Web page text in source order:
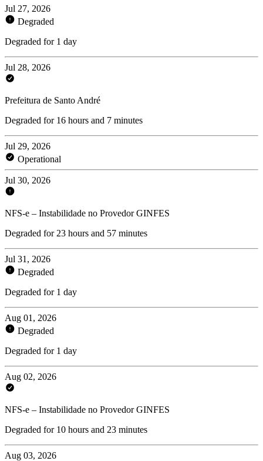
Jul 27, 2026
Degraded
Degraded for 1 day
Jul 28, 2026
Prefeitura de Santo André
Degraded for 16 hours and 7 minutes
Jul 29, 2026
Operational
Jul 30, 2026
NFS-e – Instabilidade no Provedor GINFES
Degraded for 23 hours and 57 minutes
Jul 31, 2026
Degraded
Degraded for 1 day
Aug 01, 2026
Degraded
Degraded for 1 day
Aug 02, 2026
NFS-e – Instabilidade no Provedor GINFES
Degraded for 10 hours and 23 minutes
Aug 03, 2026